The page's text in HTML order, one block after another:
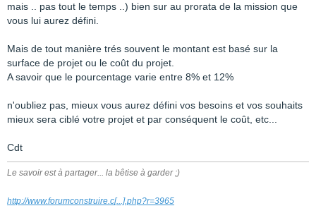
mais .. pas tout le temps ..) bien sur au prorata de la mission que
vous lui aurez défini.
Mais de tout manière trés souvent le montant est basé sur la
surface de projet ou le coût du projet.
A savoir que le pourcentage varie entre 8% et 12%
n'oubliez pas, mieux vous aurez défini vos besoins et vos souhaits
mieux sera ciblé votre projet et par conséquent le coût, etc...
Cdt
Le savoir est à partager... la bêtise à garder ;)
http://www.forumconstruire.c[...].php?r=3965